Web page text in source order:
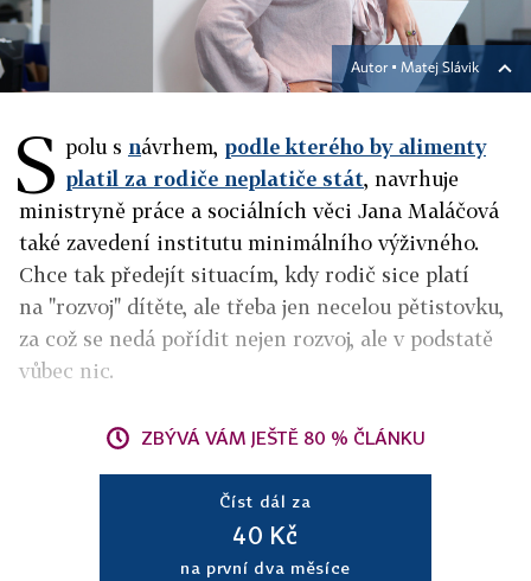
Autor ▪ Matej Slávik
S polu s návrhem, podle kterého by alimenty
platil za rodiče neplatiče stát, navrhuje
ministryně práce a sociálních věci Jana Maláčová
také zavedení institutu minimálního výživného.
Chce tak předejít situacím, kdy rodič sice platí
na "rozvoj" dítěte, ale třeba jen necelou pětistovku,
za což se nedá pořídit nejen rozvoj, ale v podstatě
vůbec nic.
ZBÝVÁ VÁM JEŠTĚ 80 % ČLÁNKU
Číst dál za
40 Kč
na první dva měsíce